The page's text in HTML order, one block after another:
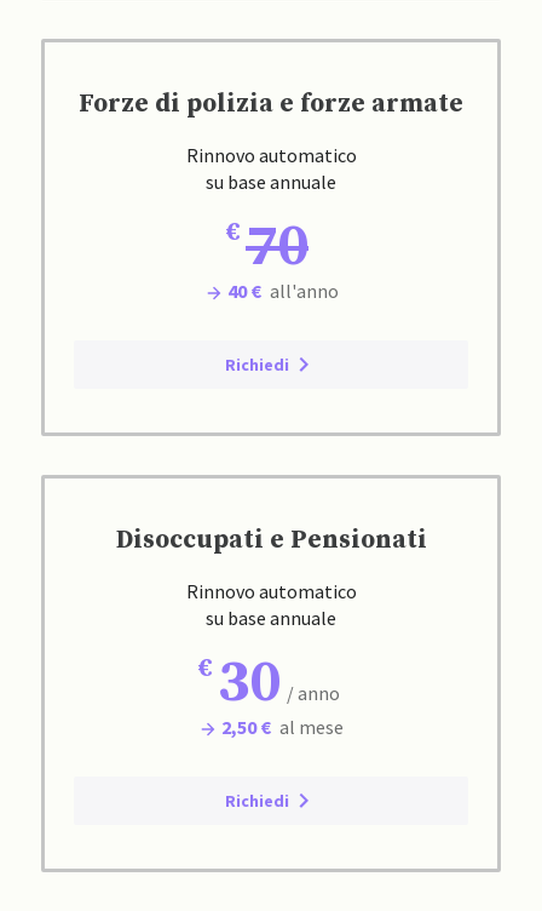
Forze di polizia e forze armate
Rinnovo automatico
su base annuale
70
40 € all'anno
Richiedi
Disoccupati e Pensionati
Rinnovo automatico
su base annuale
30 / anno
2,50 € al mese
Richiedi